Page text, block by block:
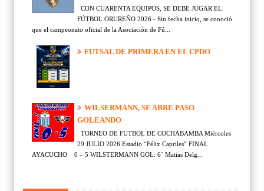
CON CUARENTA EQUIPOS, SE DEBE JUGAR EL
FÚTBOL ORUREÑO 2026 - Sin fecha inicio, se conoció
que el campeonato oficial de la Asociación de Fú...
FUTSAL DE PRIMERA EN EL CPDO
WILSERMANN, SE ABRE PASO
GOLEANDO
TORNEO DE FUTBOL DE COCHABAMBA Miércoles
29 JULIO 2026 Estadio “Félix Capriles” FINAL
AYACUCHO 0 – 5 WILSTERMANN GOL: 6´ Matias Delg...